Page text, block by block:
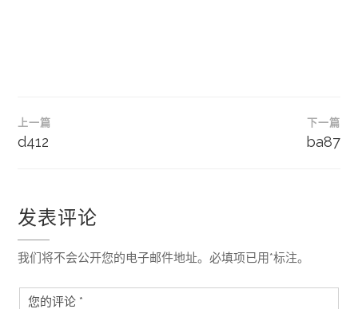
文
章
航
上一篇
d412
下一篇
ba87
发表评论
我们将不会公开您的电子邮件地址。必填项已用*标注。